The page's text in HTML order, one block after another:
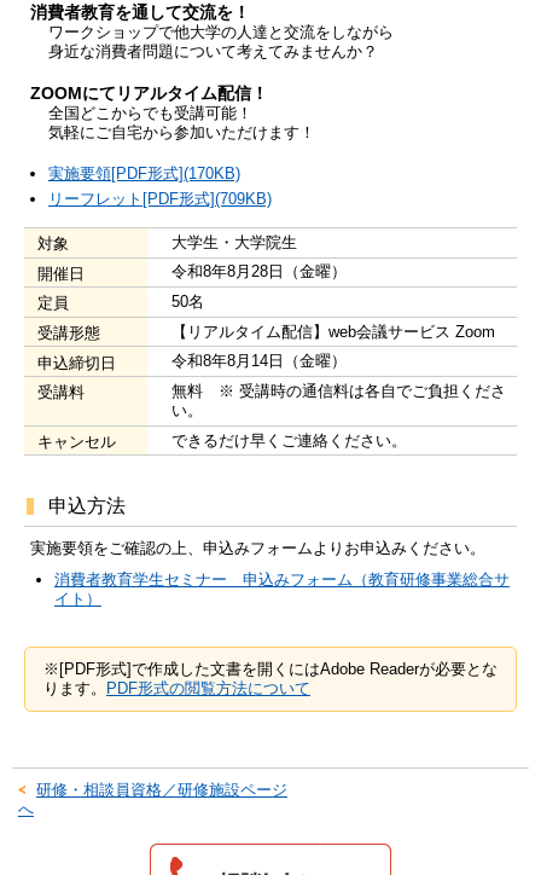
消費者教育を通して交流を！
ワークショップで他大学の人達と交流をしながら
身近な消費者問題について考えてみませんか？
ZOOMにてリアルタイム配信！
全国どこからでも受講可能！
気軽にご自宅から参加いただけます！
実施要領[PDF形式](170KB)
リーフレット[PDF形式](709KB)
対象
大学生・大学院生
開催日
令和8年8月28日（金曜）
定員
50名
受講形態
【リアルタイム配信】web会議サービス Zoom
申込締切日
令和8年8月14日（金曜）
受講料
無料 ※ 受講時の通信料は各自でご負担くださ
い。
キャンセル
できるだけ早くご連絡ください。
申込方法
実施要領をご確認の上、申込みフォームよりお申込みください。
消費者教育学生セミナー 申込みフォーム（教育研修事業総合サ
イト）
※[PDF形式]で作成した文書を開くにはAdobe Readerが必要とな
ります。
PDF形式の閲覧方法について
研修・相談員資格／研修施設ページ
へ